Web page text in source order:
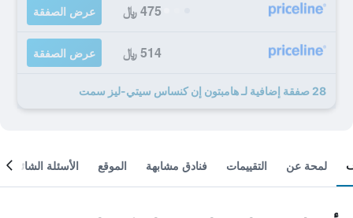
475 ﷼ عرض الصفقة
514 ﷼ عرض الصفقة
28 صفقة إضافية لـ هامبتون إن كنساس سيتي-ليز سمت
لمحة عن التقييمات فنادق مشابهة الموقع الأسئلة الشائعة